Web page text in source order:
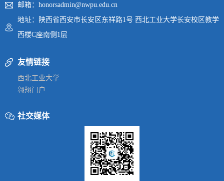
邮箱：honorsadmin@nwpu.edu.cn
地址：陕西省西安市长安区东祥路1号 西北工业大学长安校区教学
西楼C座南侧1层
友情链接
西北工业大学
翱翔门户
社交媒体